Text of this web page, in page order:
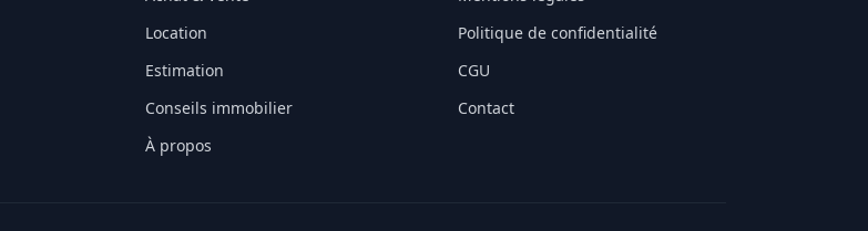
Location
Estimation
Conseils immobilier
À propos
Politique de confidentialité
CGU
Contact